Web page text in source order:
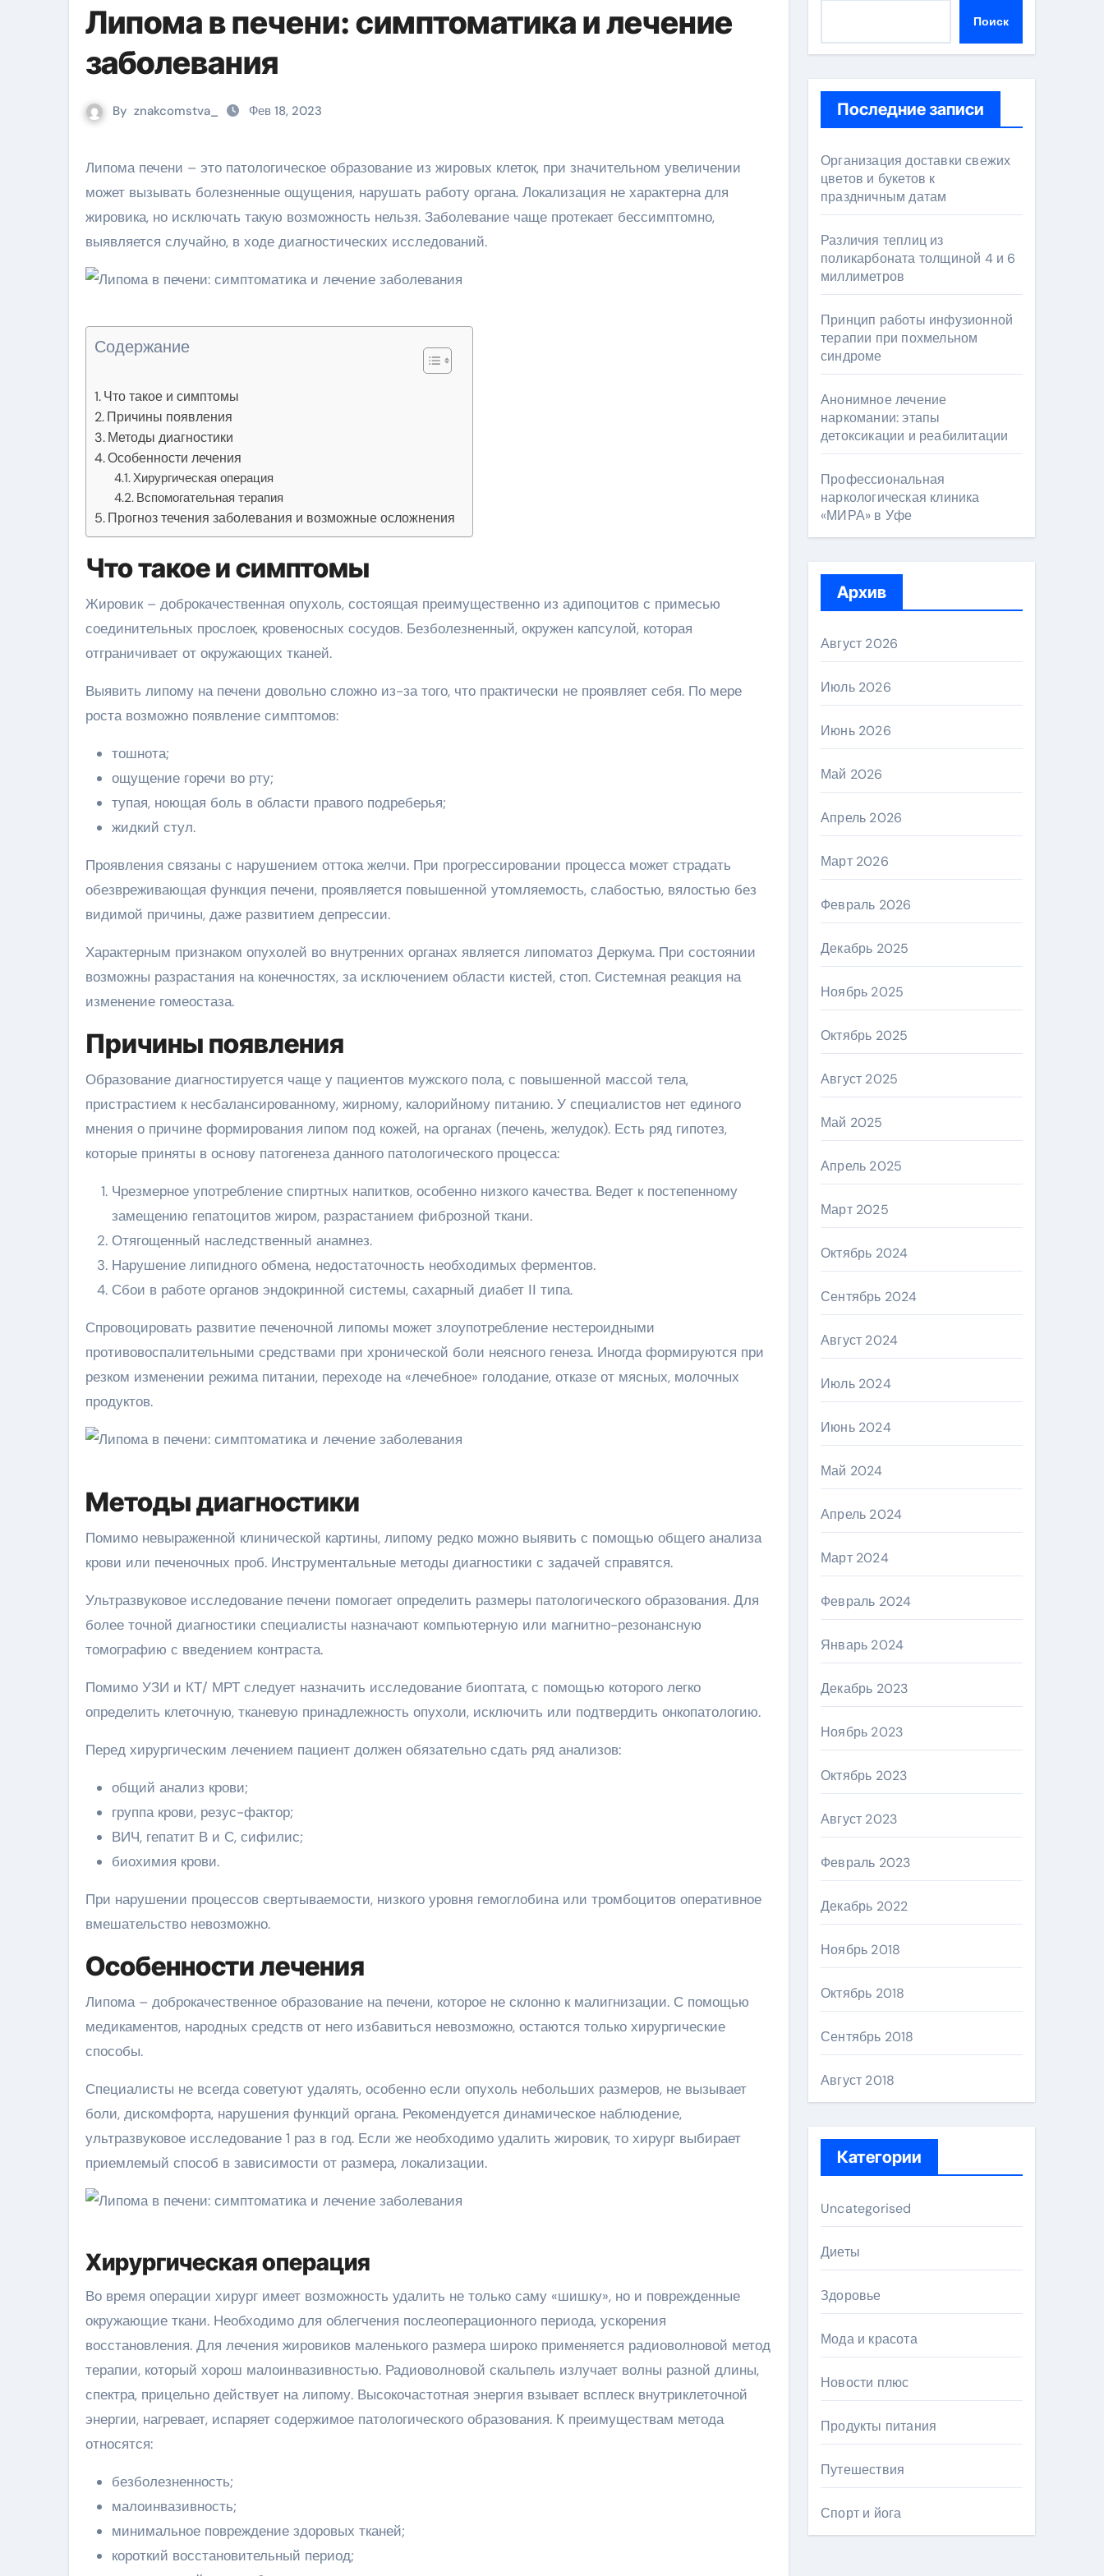
Липома в печени: симптоматика и лечение
заболевания
By znakcomstva_ Фев 18, 2023
Липома печени – это патологическое образование из жировых клеток, при значительном увеличении
может вызывать болезненные ощущения, нарушать работу органа. Локализация не характерна для
жировика, но исключать такую возможность нельзя. Заболевание чаще протекает бессимптомно,
выявляется случайно, в ходе диагностических исследований.
Содержание
Что такое и симптомы
Причины появления
Методы диагностики
Особенности лечения
Хирургическая операция
Вспомогательная терапия
Прогноз течения заболевания и возможные осложнения
Что такое и симптомы
Жировик – доброкачественная опухоль, состоящая преимущественно из адипоцитов с примесью
соединительных прослоек, кровеносных сосудов. Безболезненный, окружен капсулой, которая
отграничивает от окружающих тканей.
Выявить липому на печени довольно сложно из-за того, что практически не проявляет себя. По мере
роста возможно появление симптомов:
тошнота;
ощущение горечи во рту;
тупая, ноющая боль в области правого подреберья;
жидкий стул.
Проявления связаны с нарушением оттока желчи. При прогрессировании процесса может страдать
обезвреживающая функция печени, проявляется повышенной утомляемость, слабостью, вялостью без
видимой причины, даже развитием депрессии.
Характерным признаком опухолей во внутренних органах является липоматоз Деркума. При состоянии
возможны разрастания на конечностях, за исключением области кистей, стоп. Системная реакция на
изменение гомеостаза.
Причины появления
Образование диагностируется чаще у пациентов мужского пола, с повышенной массой тела,
пристрастием к несбалансированному, жирному, калорийному питанию. У специалистов нет единого
мнения о причине формирования липом под кожей, на органах (печень, желудок). Есть ряд гипотез,
которые приняты в основу патогенеза данного патологического процесса:
Чрезмерное употребление спиртных напитков, особенно низкого качества. Ведет к постепенному
замещению гепатоцитов жиром, разрастанием фиброзной ткани.
Отягощенный наследственный анамнез.
Нарушение липидного обмена, недостаточность необходимых ферментов.
Сбои в работе органов эндокринной системы, сахарный диабет ІІ типа.
Спровоцировать развитие печеночной липомы может злоупотребление нестероидными
противовоспалительными средствами при хронической боли неясного генеза. Иногда формируются при
резком изменении режима питании, переходе на «лечебное» голодание, отказе от мясных, молочных
продуктов.
Методы диагностики
Помимо невыраженной клинической картины, липому редко можно выявить с помощью общего анализа
крови или печеночных проб. Инструментальные методы диагностики с задачей справятся.
Ультразвуковое исследование печени помогает определить размеры патологического образования. Для
более точной диагностики специалисты назначают компьютерную или магнитно-резонансную
томографию с введением контраста.
Помимо УЗИ и КТ/ МРТ следует назначить исследование биоптата, с помощью которого легко
определить клеточную, тканевую принадлежность опухоли, исключить или подтвердить онкопатологию.
Перед хирургическим лечением пациент должен обязательно сдать ряд анализов:
общий анализ крови;
группа крови, резус-фактор;
ВИЧ, гепатит В и С, сифилис;
биохимия крови.
При нарушении процессов свертываемости, низкого уровня гемоглобина или тромбоцитов оперативное
вмешательство невозможно.
Особенности лечения
Липома – доброкачественное образование на печени, которое не склонно к малигнизации. С помощью
медикаментов, народных средств от него избавиться невозможно, остаются только хирургические
способы.
Специалисты не всегда советуют удалять, особенно если опухоль небольших размеров, не вызывает
боли, дискомфорта, нарушения функций органа. Рекомендуется динамическое наблюдение,
ультразвуковое исследование 1 раз в год. Если же необходимо удалить жировик, то хирург выбирает
приемлемый способ в зависимости от размера, локализации.
Хирургическая операция
Во время операции хирург имеет возможность удалить не только саму «шишку», но и поврежденные
окружающие ткани. Необходимо для облегчения послеоперационного периода, ускорения
восстановления. Для лечения жировиков маленького размера широко применяется радиоволновой метод
терапии, который хорош малоинвазивностью. Радиоволновой скальпель излучает волны разной длины,
спектра, прицельно действует на липому. Высокочастотная энергия взывает всплеск внутриклеточной
энергии, нагревает, испаряет содержимое патологического образования. К преимуществам метода
относятся:
безболезненность;
малоинвазивность;
минимальное повреждение здоровых тканей;
короткий восстановительный период;
Поиск
Последние записи
Организация доставки свежих
цветов и букетов к
праздничным датам
Различия теплиц из
поликарбоната толщиной 4 и 6
миллиметров
Принцип работы инфузионной
терапии при похмельном
синдроме
Анонимное лечение
наркомании: этапы
детоксикации и реабилитации
Профессиональная
наркологическая клиника
«МИРА» в Уфе
Архив
Август 2026
Июль 2026
Июнь 2026
Май 2026
Апрель 2026
Март 2026
Февраль 2026
Декабрь 2025
Ноябрь 2025
Октябрь 2025
Август 2025
Май 2025
Апрель 2025
Март 2025
Октябрь 2024
Сентябрь 2024
Август 2024
Июль 2024
Июнь 2024
Май 2024
Апрель 2024
Март 2024
Февраль 2024
Январь 2024
Декабрь 2023
Ноябрь 2023
Октябрь 2023
Август 2023
Февраль 2023
Декабрь 2022
Ноябрь 2018
Октябрь 2018
Сентябрь 2018
Август 2018
Категории
Uncategorised
Диеты
Здоровье
Мода и красота
Новости плюс
Продукты питания
Путешествия
Спорт и йога